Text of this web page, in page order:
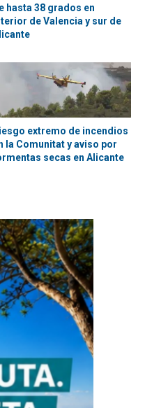
hasta 38 grados en
de Valencia y sur de
extremo de incendios
la Comunitat y aviso por
secas en Alicante